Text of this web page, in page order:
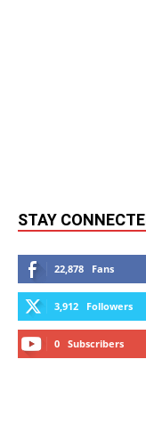
STAY
22,878 Fans
3,912 Followers
0 Subscribers